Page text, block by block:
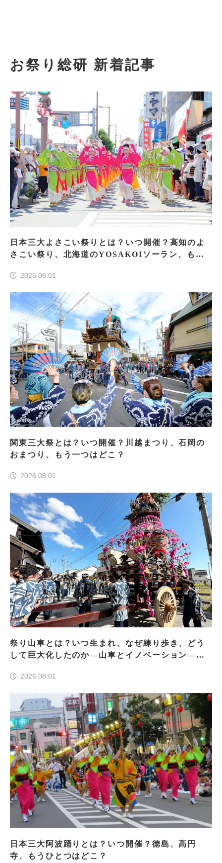
お祭り総研 新着記事
日本三大よさこい祭りとは？いつ開催？高知のよ
さこい祭り、北海道のYOSAKOIソーラン、もう
2026.08.01
関東三大祭とは？いつ開催？川越まつり、石岡の
おまつり、もう一つはどこ？
2026.08.01
祭り山車とは？いつ生まれ、なぜ練り歩き、どう
して巨大化したのか―山車とイノベーション―＜
2026.08.01
日本三大阿波踊りとは？いつ開催？徳島、高円
寺、もうひとつはどこ？